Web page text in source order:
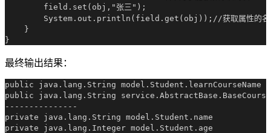
        field.set(obj,"张三");
System.out.println(field.get(obj));//获取属性的名
    }
最终输出结果：
public java.lang.String model.Student.learnCourseName
public java.lang.String
---------------
private java.lang.String model.Student.name
private java.lang.Integer model.Student.age